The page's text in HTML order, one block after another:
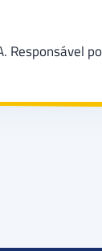
Responsável